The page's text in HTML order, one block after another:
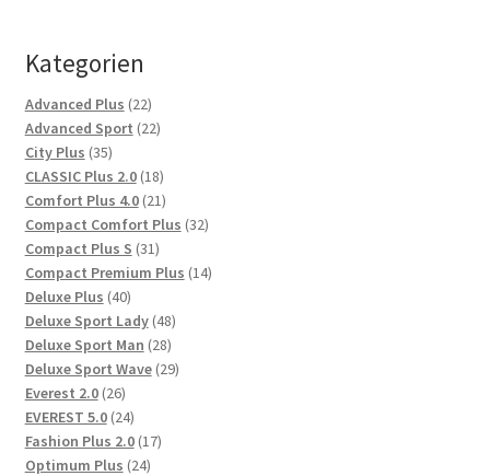
Kategorien
Advanced Plus 2222
Produkte
Advanced Sport 2222
City Plus 3535
Produkte
CLASSIC Plus 2.0 1818
Produkte
Comfort Plus 4.0 2121
Produkte
Compact Comfort Plus 3232
Compact Plus S 3131
Produkte
Compact Premium Plus 1414
Deluxe Plus 4040
Produkte
Deluxe Sport Lady 4848
Produkte
Deluxe Sport Man 2828
Produkte
Deluxe Sport Wave 2929
Everest 2.0 2626
Produkte
EVEREST 5.0 2424
Produkte
Fashion Plus 2.0 1717
Optimum Plus 2424